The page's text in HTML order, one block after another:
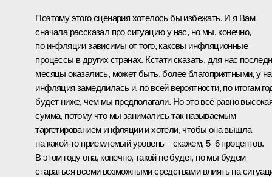
Поэтому этого сценария хотелось бы избежать. И я Вам
сначала рассказал про ситуацию у нас, но мы, конечно,
по инфляции зависимы от того, каковы инфляционные
процессы в других странах. Кстати сказать, для нас
месяцы оказались, может быть, более благоприятными, у
инфляция замедлилась и, по всей вероятности, по итогам
будет ниже, чем мы предполагали. Но это всё равно
сумма, потому что мы занимались так называемым
таргетированием инфляции и хотели, чтобы она вышла
на какой‑то приемлемый уровень – скажем, 5–6 процентов.
В этом году она, конечно, такой не будет, но мы будем
стараться всеми возможными средствами влиять на